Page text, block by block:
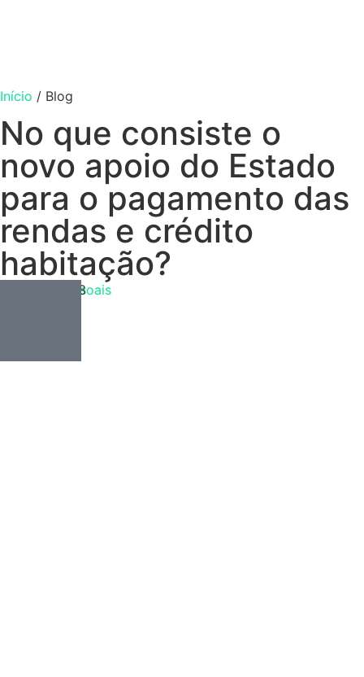
Início / Blog
No que consiste o
novo apoio do Estado
para o pagamento das
rendas e crédito
habitação?
Finanças Pessoais
Abril 12, 2023